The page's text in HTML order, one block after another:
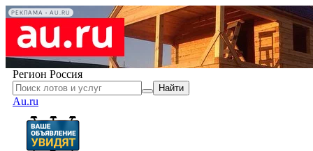
РЕКЛАМА • AU.RU
Регион Россия
Найти
Au.ru